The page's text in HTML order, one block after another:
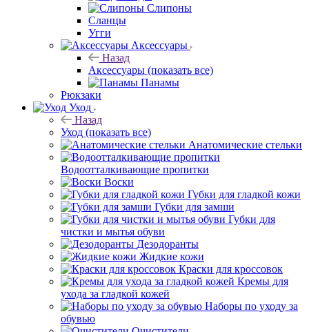
Слипоны
Сланцы
Угги
Аксессуары
Назад
Аксессуары (показать все)
Панамы
Рюкзаки
Уход
Назад
Уход (показать все)
Анатомические стельки
Водоотталкивающие пропитки
Воски
Губки для гладкой кожи
Губки для замши
Губки для
чистки и мытья обуви
Дезодоранты
Жидкие кожи
Краски для кроссовок
Кремы для
ухода за гладкой кожей
Наборы по уходу за
обувью